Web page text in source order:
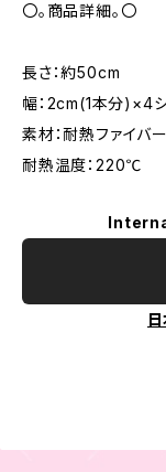
〇。商品詳細。〇
長さ：約50cm
幅：2cm(1本分)×4
素材：耐熱ファイバー
耐熱温度：220℃